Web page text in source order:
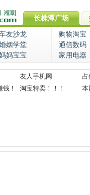
长株潭广场
友沙龙
购物淘宝
姻学堂
通信数码
妈宝宝 家用电器
友人手机网
占
！
淘宝特卖！！！ 本